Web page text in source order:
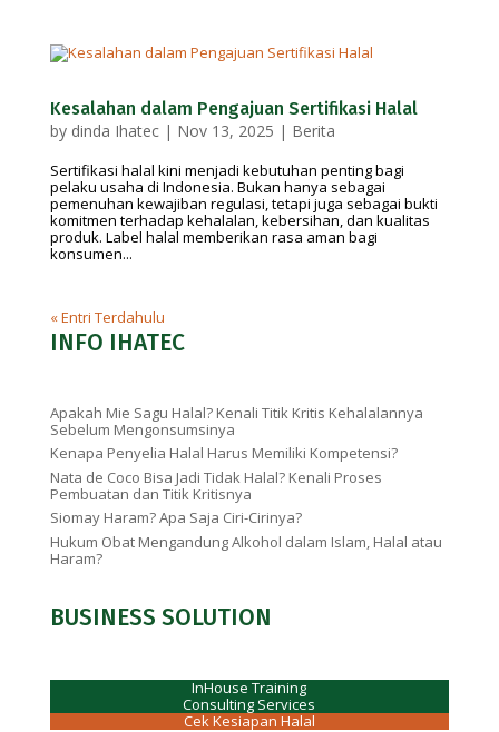
Kesalahan dalam Pengajuan Sertifikasi Halal
by dinda Ihatec| Nov 13, 2025 | Berita
Sertifikasi halal kini menjadi kebutuhan penting bagi
pelaku usaha di Indonesia. Bukan hanya sebagai
pemenuhan kewajiban regulasi, tetapi juga sebagai bukti
komitmen terhadap kehalalan, kebersihan, dan kualitas
produk. Label halal memberikan rasa aman bagi
konsumen...
« Entri Terdahulu
INFO IHATEC
Apakah Mie Sagu Halal? Kenali Titik Kritis Kehalalannya
Sebelum Mengonsumsinya
Kenapa Penyelia Halal Harus Memiliki Kompetensi?
Nata de Coco Bisa Jadi Tidak Halal? Kenali Proses
Pembuatan dan Titik Kritisnya
Siomay Haram? Apa Saja Ciri-Cirinya?
Hukum Obat Mengandung Alkohol dalam Islam, Halal atau
Haram?
BUSINESS SOLUTION
InHouse Training
Consulting Services
Cek Kesiapan Halal